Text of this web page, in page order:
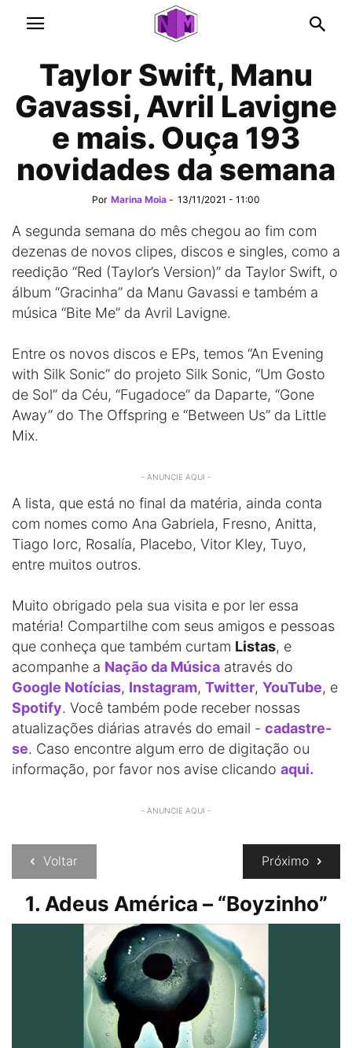
Taylor Swift, Manu
Gavassi, Avril Lavigne
e mais. Ouça 193
novidades da semana
Por Marina Moia - 13/11/2021 - 11:00
A segunda semana do mês chegou ao fim com
dezenas de novos clipes, discos e singles, como a
reedição “Red (Taylor’s Version)” da Taylor Swift, o
álbum “Gracinha” da Manu Gavassi e também a
música “Bite Me” da Avril Lavigne.
Entre os novos discos e EPs, temos “An Evening
with Silk Sonic” do projeto Silk Sonic, “Um Gosto
de Sol” da Céu, “Fugadoce” da Daparte, “Gone
Away” do The Offspring e “Between Us” da Little
Mix.
- ANUNCIE AQUI -
A lista, que está no final da matéria, ainda conta
com nomes como Ana Gabriela, Fresno, Anitta,
Tiago Iorc, Rosalía, Placebo, Vitor Kley, Tuyo,
entre muitos outros.
Muito obrigado pela sua visita e por ler essa
matéria! Compartilhe com seus amigos e pessoas
que conheça que também curtam Listas, e
acompanhe a Nação da Música através do
Google Notícias, Instagram, Twitter, YouTube, e
Spotify. Você também pode receber nossas
atualizações diárias através do email - cadastre-
se. Caso encontre algum erro de digitação ou
informação, por favor nos avise clicando aqui.
- ANUNCIE AQUI -
Voltar Próximo
1. Adeus América – “Boyzinho”